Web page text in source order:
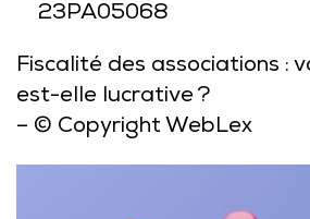
23PA05068
Fiscalité des associations :
est-elle lucrative ?
– © Copyright WebLex